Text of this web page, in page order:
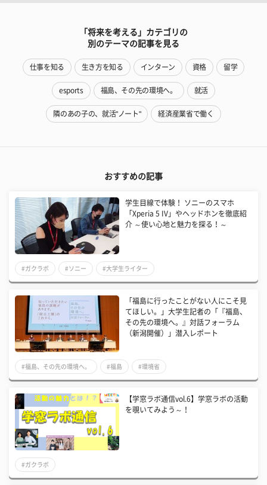
「将来を考える」カテゴリの
別のテーマの記事を見る
仕事を知る 生き方を知る インターン 資格 留学
esports 福島、その先の環境へ。 就活
隣のあの子の、就活"ノート" 経済産業省で働く
おすすめの記事
学生目線で体験！ ソニーのスマホ
「Xperia 5 IV」やヘッドホンを徹底紹
介 ～使い心地と魅力を探る！～
#ガクラボ #ソニー #大学生ライター
「福島に行ったことがない人にこそ見
てほしい。」大学生記者の「『福島、
その先の環境へ。』対話フォーラム
（新潟開催）」潜入レポート
#福島、その先の環境へ。 #福島 #環境省
【学窓ラボ通信vol.6】学窓ラボの活動
を覗いてみよう～！
#ガクラボ